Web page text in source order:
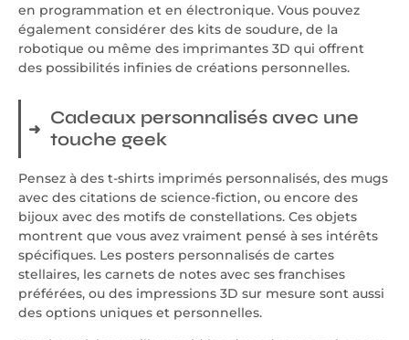
en programmation et en électronique. Vous pouvez
également considérer des kits de soudure, de la
robotique ou même des imprimantes 3D qui offrent
des possibilités infinies de créations personnelles.
Cadeaux personnalisés avec une
touche geek
Pensez à des t-shirts imprimés personnalisés, des mugs
avec des citations de science-fiction, ou encore des
bijoux avec des motifs de constellations. Ces objets
montrent que vous avez vraiment pensé à ses intérêts
spécifiques. Les posters personnalisés de cartes
stellaires, les carnets de notes avec ses franchises
préférées, ou des impressions 3D sur mesure sont aussi
des options uniques et personnelles.